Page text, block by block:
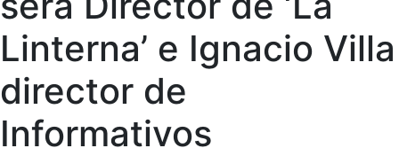
Linterna’ e Ignacio Villa
director de
Informativos